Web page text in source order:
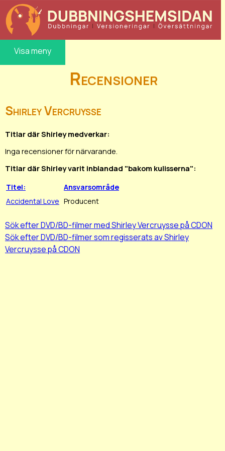
Visa meny
Recensioner
Shirley Vercruysse
Titlar där Shirley medverkar:
Inga recensioner för närvarande.
Titlar där Shirley varit inblandad "bakom kulisserna":
Titel:
Ansvarsområde
Accidental Love Producent
Sök efter DVD/BD-filmer med Shirley Vercruysse på CDON
Sök efter DVD/BD-filmer som regisserats av Shirley
Vercruysse på CDON